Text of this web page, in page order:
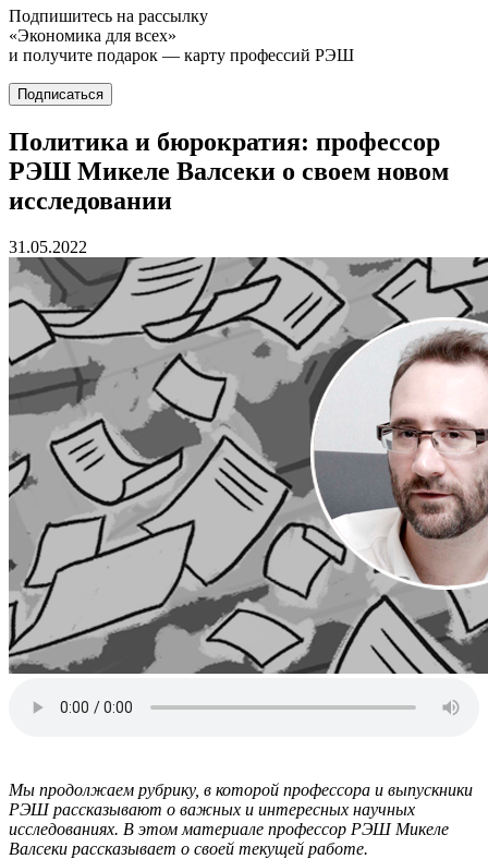
Подпишитесь на рассылку
«Экономика для всех»
и получите подарок — карту профессий РЭШ
Подписаться
Политика и бюрократия: профессор
РЭШ Микеле Валсеки о своем новом
исследовании
31.05.2022
Мы продолжаем рубрику, в которой профессора и выпускники
РЭШ рассказывают о важных и интересных научных
исследованиях. В этом материале профессор РЭШ Микеле
Валсеки рассказывает о своей текущей работе.